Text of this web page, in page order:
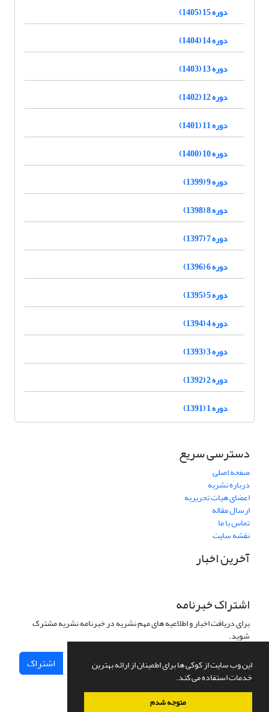
این وب سایت از کوکی ها برای اطمینان از ارائه بهترین
خدمات استفاده می کند.
متوجه شدم
دوره 15 (1405)
دوره 14 (1404)
دوره 13 (1403)
دوره 12 (1402)
دوره 11 (1401)
دوره 10 (1400)
دوره 9 (1399)
دوره 8 (1398)
دوره 7 (1397)
دوره 6 (1396)
دوره 5 (1395)
دوره 4 (1394)
دوره 3 (1393)
دوره 2 (1392)
دوره 1 (1391)
دسترسی سریع
صفحه اصلی
درباره نشریه
اعضای هیات تحریریه
ارسال مقاله
تماس با ما
نقشه سایت
آخرین اخبار
اشتراک خبرنامه
برای دریافت اخبار و اطلاعیه های مهم نشریه در خبرنامه نشریه مشترک
شوید.
اشتراک